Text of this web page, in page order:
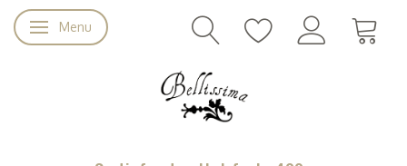
Skifte navigation
Menu